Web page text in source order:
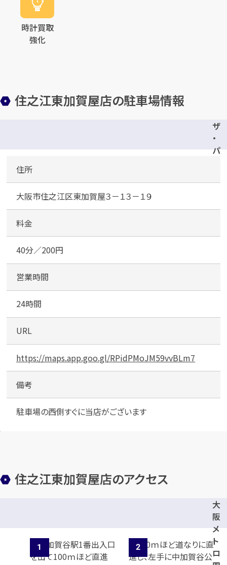
時計買取
強化
住之江東加賀屋店の駐車場情報
ザ
・
パ
東
賀
3
住所
大阪市住之江区東加賀屋３－１３－１９
料金
40分／200円
営業時間
24時間
URL
https://maps.app.goo.gl/RPidPMoJM59vvBLm7
備考
駐車場の西側すぐに当店がございます
住之江東加賀屋店のアクセス
大
阪
メ
ト
ロ